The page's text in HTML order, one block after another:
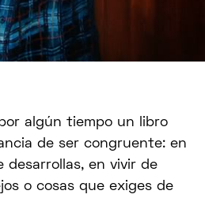
algún tiempo un libro
de ser congruente: en
desarrollas, en vivir de
o cosas que exiges de